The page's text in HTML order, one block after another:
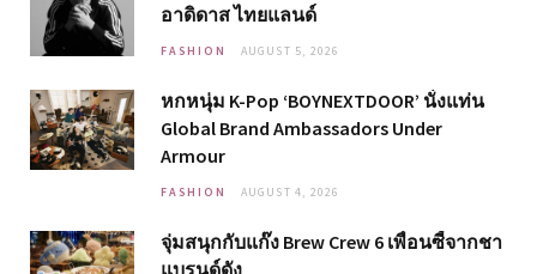
อาดิดาส ไทยแลนด์
FASHION AUGUST 5, 2026
หกหนุ่ม K-Pop ‘BOYNEXTDOOR’ นั่งแท่น
Global Brand Ambassadors Under
Armour
FASHION AUGUST 4, 2026
จุ่มสนุกกับแก๊ง Brew Crew 6 เพื่อนซี้จากชา
แบรนด์ดัง